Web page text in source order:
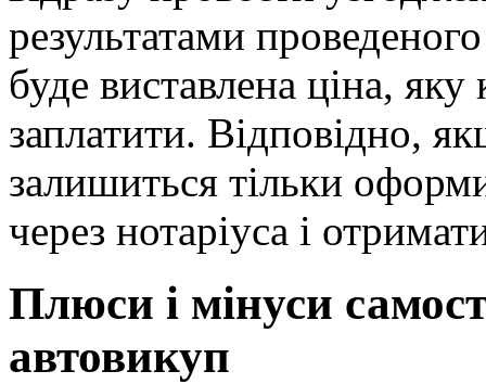
результатами
буде виставлена ціна, яку
заплатити. Відповідно,
залишиться тільки
через нотаріуса і
Плюси і мінуси
автовикуп